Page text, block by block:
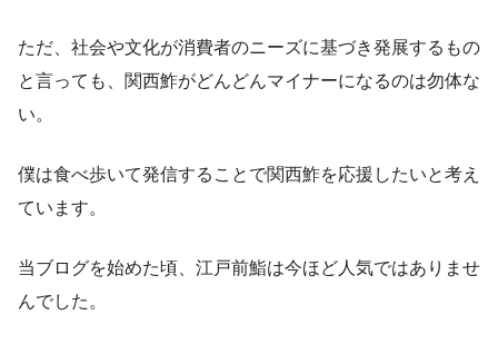
ただ、社会や文化が消費者のニーズに基づき発展するもの
と言っても、関西鮓がどんどんマイナーになるのは勿体な
い。
僕は食べ歩いて発信することで関西鮓を応援したいと考え
ています。
当ブログを始めた頃、江戸前鮨は今ほど人気ではありませ
んでした。